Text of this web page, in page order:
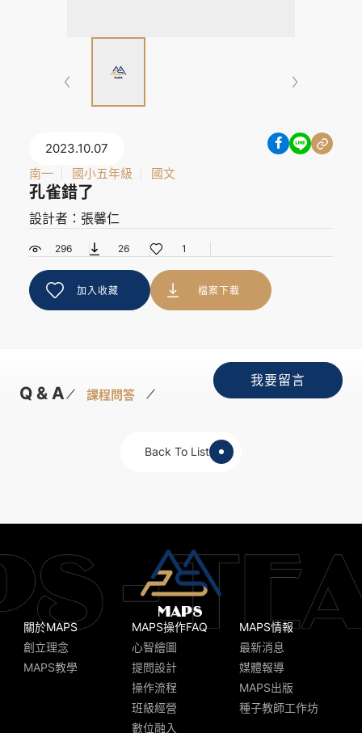
2023.10.07
南一
國小五年級 國文
孔雀錯了
設計者：張馨仁
296 26 1
加入收藏 檔案下載
Q & A 課程問答
我要留言
Back To List
關於MAPS
創立理念
MAPS教學
MAPS操作FAQ
心智繪圖
提問設計
操作流程
班級經營
數位融入
MAPS情報
最新消息
媒體報導
MAPS出版
種子教師工作坊